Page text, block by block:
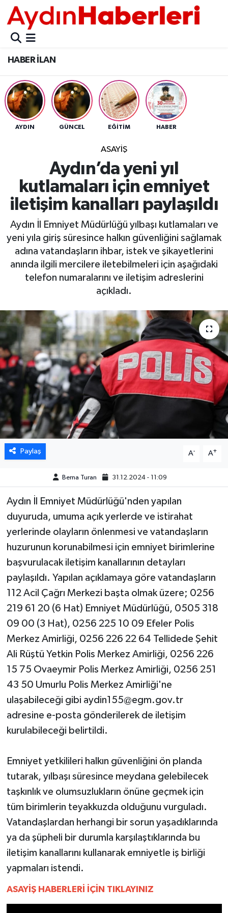
HABER İLAN
AYDIN GÜNCEL EĞİTİM HABER
ASAYİŞ
Aydın’da yeni yıl
kutlamaları için emniyet
iletişim kanalları paylaşıldı
Aydın İl Emniyet Müdürlüğü yılbaşı kutlamaları ve
yeni yıla giriş süresince halkın güvenliğini sağlamak
adına vatandaşların ihbar, istek ve şikayetlerini
anında ilgili mercilere iletebilmeleri için aşağıdaki
telefon numaralarını ve iletişim adreslerini
açıkladı.
Paylaş A- A+
Berna Turan 31.12.2024 - 11:09
Aydın İl Emniyet Müdürlüğü'nden yapılan
duyuruda, umuma açık yerlerde ve istirahat
yerlerinde olayların önlenmesi ve vatandaşların
huzurunun korunabilmesi için emniyet birimlerine
başvurulacak iletişim kanallarının detayları
paylaşıldı. Yapılan açıklamaya göre vatandaşların
112 Acil Çağrı Merkezi başta olmak üzere; 0256
219 61 20 (6 Hat) Emniyet Müdürlüğü, 0505 318
09 00 (3 Hat), 0256 225 10 09 Efeler Polis
Merkez Amirliği, 0256 226 22 64 Tellidede Şehit
Ali Rüştü Yetkin Polis Merkez Amirliği, 0256 226
15 75 Ovaeymir Polis Merkez Amirliği, 0256 251
43 50 Umurlu Polis Merkez Amirliği'ne
ulaşabileceği gibi aydin155@egm.gov.tr
adresine e-posta gönderilerek de iletişim
kurulabileceği belirtildi.
Emniyet yetkilileri halkın güvenliğini ön planda
tutarak, yılbaşı süresince meydana gelebilecek
taşkınlık ve olumsuzlukların önüne geçmek için
tüm birimlerin teyakkuzda olduğunu vurguladı.
Vatandaşlardan herhangi bir sorun yaşadıklarında
ya da şüpheli bir durumla karşılaştıklarında bu
iletişim kanallarını kullanarak emniyetle iş birliği
yapmaları istendi.
ASAYİŞ HABERLERİ İÇİN TIKLAYINIZ
GÜNCEL
POLİTİKA
BELEDİYELER
ASAYİŞ
BÜLTEN
ÇEVRE
DIŞ
DÜNYA
EGE
EKOLOJİ VE ÇEVRE
BİLİM VE TEKNOLOJİ
GENEL
GÜNDEM
HABERDE İNSAN
KÜLTÜR SANAT
MAGAZİN
ÖZEL HABER
SAĞLIK
ŞİRKET HABERLERİ
SİYASET
SPOR
TEKNOLOJİ
YEREL
AFYON
AYDIN
DENİZLİ
İZMİR
KÜTAHYA
MANİSA
MUĞLA
Aydın Nöbetçi Eczaneler
Aydın Hava Durumu
Aydin Namaz Vakitleri
Aydın Trafik Yoğunluk Haritası
Tüm Manşetler
Son Dakika Haberleri
Haber Arşivi